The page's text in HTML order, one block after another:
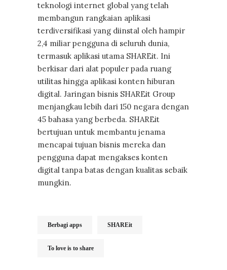
teknologi internet global yang telah
membangun rangkaian aplikasi
terdiversifikasi yang diinstal oleh hampir
2,4 miliar pengguna di seluruh dunia,
termasuk aplikasi utama SHAREit. Ini
berkisar dari alat populer pada ruang
utilitas hingga aplikasi konten hiburan
digital. Jaringan bisnis SHAREit Group
menjangkau lebih dari 150 negara dengan
45 bahasa yang berbeda. SHAREit
bertujuan untuk membantu jenama
mencapai tujuan bisnis mereka dan
pengguna dapat mengakses konten
digital tanpa batas dengan kualitas sebaik
mungkin.
Berbagi apps SHAREit
To love is to share